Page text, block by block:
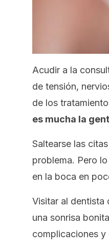
Acudir a la
de tensión,
de los
es mucha la
Saltearse las
problema. Pero
en la boca en
Visitar al dentista
una sonrisa
complicaciones